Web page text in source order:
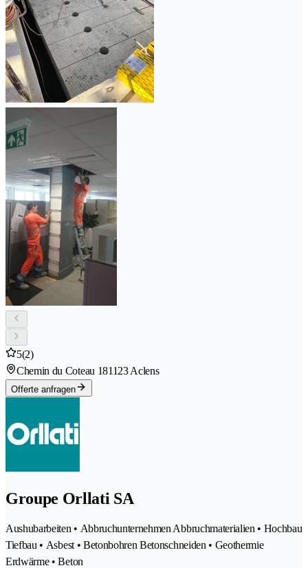
5(2)
Chemin du Coteau 181123 Aclens
Offerte anfragen
Groupe Orllati SA
Aushubarbeiten • Abbruchunternehmen Abbruchmaterialien • Hochbau
Tiefbau • Asbest • Betonbohren Betonschneiden • Geothermie
Erdwärme • Beton